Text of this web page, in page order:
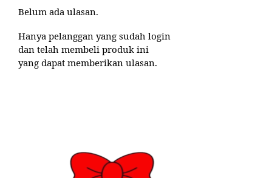
Belum ada ulasan.
Hanya pelanggan yang sudah login
dan telah membeli produk ini
yang dapat memberikan ulasan.